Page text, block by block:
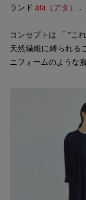
ランド āta（アタ） 。
コンセプトは 「 "こ
天然繊維に縛られる
ニフォームのような